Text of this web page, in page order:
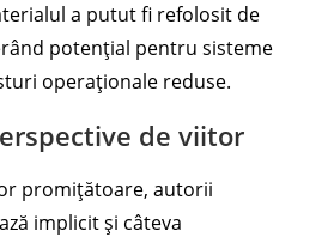
a putut fi refolosit de
potențial pentru sisteme
operaționale reduse.
de viitor
promițătoare, autorii
implicit și câteva